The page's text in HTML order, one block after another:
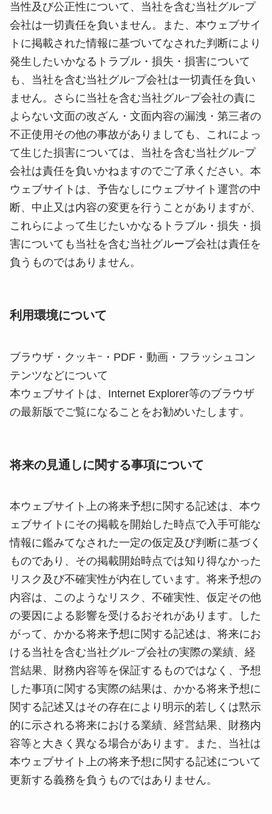
当性及び公正性について、当社を含む当社グルｰプ
会社は一切責任を負いません。また、本ウェブサイ
トに掲載された情報に基づいてなされた判断により
発生したいかなるトラブル・損失・損害について
も、当社を含む当社グルｰプ会社は一切責任を負い
ません。さらに当社を含む当社グルｰプ会社の責に
よらない文面の改ざん・文面内容の漏洩・第三者の
不正使用その他の事故がありましても、これによっ
て生じた損害については、当社を含む当社グルｰプ
会社は責任を負いかねますのでご了承ください。本
ウェブサイトは、予告なしにウェブサイト運営の中
断、中止又は内容の変更を行うことがありますが、
これらによって生じたいかなるトラブル・損失・損
害についても当社を含む当社グループ会社は責任を
負うものではありません。
利用環境について
ブラウザ・クッキｰ・PDF・動画・フラッシュコン
テンツなどについて
本ウェブサイトは、Internet Explorer等のブラウザ
の最新版でご覧になることをお勧めいたします。
将来の見通しに関する事項について
本ウェブサイト上の将来予想に関する記述は、本ウ
ェブサイトにその掲載を開始した時点で入手可能な
情報に鑑みてなされた一定の仮定及び判断に基づく
ものであり、その掲載開始時点では知り得なかった
リスク及び不確実性が内在しています。将来予想の
内容は、このようなリスク、不確実性、仮定その他
の要因による影響を受けるおそれがあります。した
がって、かかる将来予想に関する記述は、将来にお
ける当社を含む当社グルｰプ会社の実際の業績、経
営結果、財務内容等を保証するものではなく、予想
した事項に関する実際の結果は、かかる将来予想に
関する記述又はその存在により明示的若しくは黙示
的に示される将来における業績、経営結果、財務内
容等と大きく異なる場合があります。また、当社は
本ウェブサイト上の将来予想に関する記述について
更新する義務を負うものではありません。